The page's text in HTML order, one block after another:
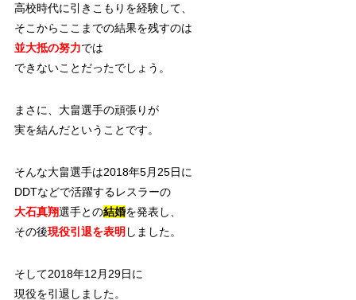
高校時代に引きこもりを経験して、
そこからここまでの結果を残すのは
並大抵の努力では
できないことだったでしょう。
まさに、大畠選手の頑張りが
実を結んだということです。
そんな大畠選手は2018年5月25日に
DDTなどで活躍するレスラーの
大石真翔選手との結婚を発表し、
その後現役引退を表明 しました。
そして2018年12月29日に
現役を引退しました。